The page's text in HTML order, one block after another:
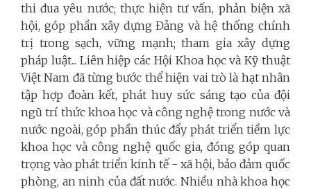
thi đua yêu nước; thực hiện tư vấn, phản biện xã
hội, góp phần xây dựng Đảng và hệ thống chính
trị trong sạch, vững mạnh; tham gia xây dựng
pháp luật... Liên hiệp các Hội Khoa học và Kỹ thuật
Việt Nam đã từng bước thể hiện vai trò là hạt nhân
tập hợp đoàn kết, phát huy sức sáng tạo của đội
ngũ trí thức khoa học và công nghệ trong nước và
nước ngoài, góp phần thúc đẩy phát triển tiềm lực
khoa học và công nghệ quốc gia, đóng góp quan
trọng vào phát triển kinh tế - xã hội, bảo đảm quốc
phòng, an ninh của đất nước. Nhiều nhà khoa học